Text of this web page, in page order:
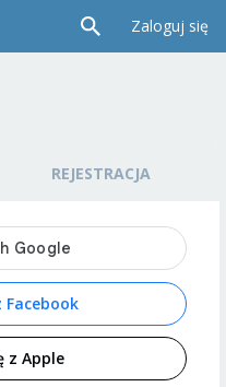
Zaloguj się
REJESTRACJA
Facebook
z Apple